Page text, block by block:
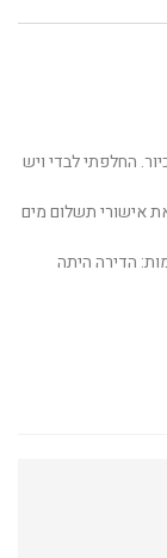
החלפתי לבדי ויש
אישורי תשלום מים
הדירה היתה